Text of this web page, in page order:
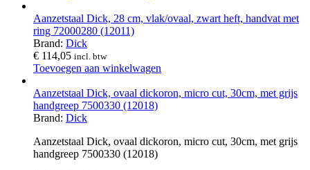
Aanzetstaal Dick, 28 cm, vlak/ovaal, zwart heft, handvat met
ring 72000280 (12011)
Brand: Dick
€ 114,05 incl. btw
Toevoegen aan winkelwagen
Aanzetstaal Dick, ovaal dickoron, micro cut, 30cm, met grijs
handgreep 7500330 (12018)
Brand: Dick
Aanzetstaal Dick, ovaal dickoron, micro cut, 30cm, met grijs
handgreep 7500330 (12018)